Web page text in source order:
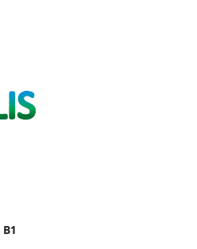
B1